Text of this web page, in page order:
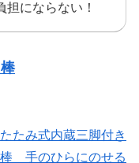
にならない！